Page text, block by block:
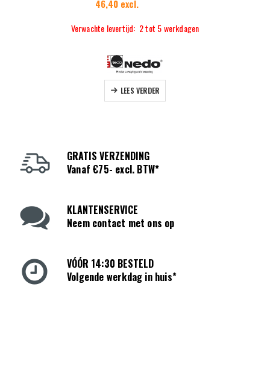
46,40 excl.
Verwachte levertijd: 2 tot 5 werkdagen
LEES VERDER
GRATIS VERZENDING
Vanaf €75- excl. BTW*
KLANTENSERVICE
Neem contact met ons op
VÓÓR 14:30 BESTELD
Volgende werkdag in huis*